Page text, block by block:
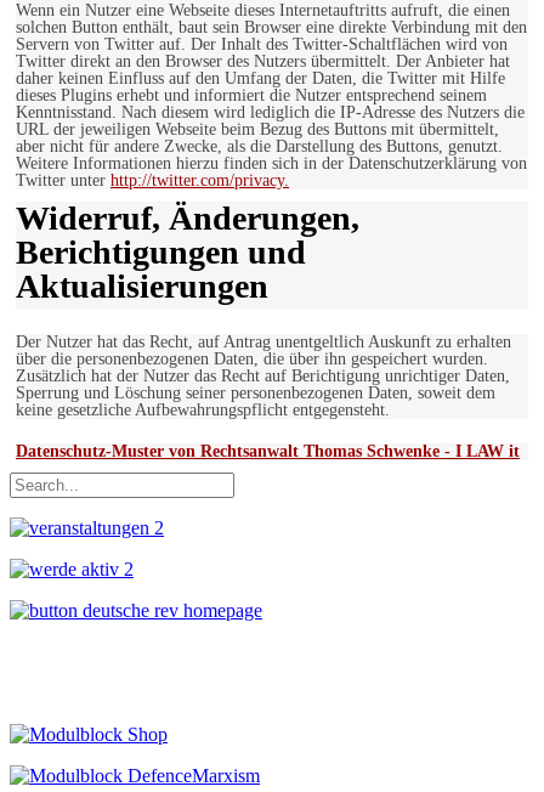
Wenn ein Nutzer eine Webseite dieses Internetauftritts aufruft, die einen
solchen Button enthält, baut sein Browser eine direkte Verbindung mit den
Servern von Twitter auf. Der Inhalt des Twitter-Schaltflächen wird von
Twitter direkt an den Browser des Nutzers übermittelt. Der Anbieter hat
daher keinen Einfluss auf den Umfang der Daten, die Twitter mit Hilfe
dieses Plugins erhebt und informiert die Nutzer entsprechend seinem
Kenntnisstand. Nach diesem wird lediglich die IP-Adresse des Nutzers die
URL der jeweiligen Webseite beim Bezug des Buttons mit übermittelt,
aber nicht für andere Zwecke, als die Darstellung des Buttons, genutzt.
Weitere Informationen hierzu finden sich in der Datenschutzerklärung von
Twitter unter http://twitter.com/privacy.
Widerruf, Änderungen,
Berichtigungen und
Aktualisierungen
Der Nutzer hat das Recht, auf Antrag unentgeltlich Auskunft zu erhalten
über die personenbezogenen Daten, die über ihn gespeichert wurden.
Zusätzlich hat der Nutzer das Recht auf Berichtigung unrichtiger Daten,
Sperrung und Löschung seiner personenbezogenen Daten, soweit dem
keine gesetzliche Aufbewahrungspflicht entgegensteht.
Datenschutz-Muster von Rechtsanwalt Thomas Schwenke - I LAW it